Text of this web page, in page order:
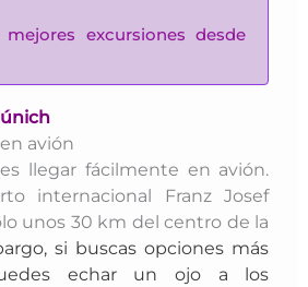
excursiones desde
avión
llegar fácilmente en avión.
internacional Franz Josef
unos 30 km del centro de la
si buscas opciones más
echar un ojo a los